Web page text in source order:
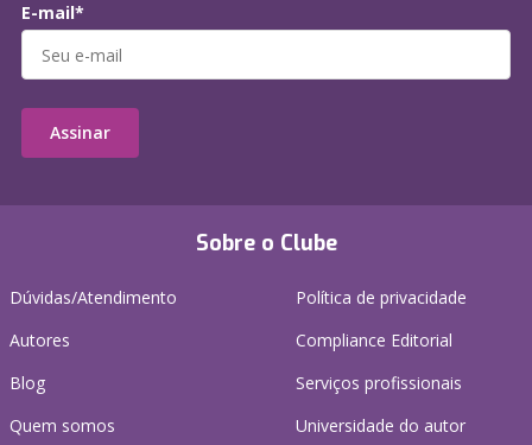
Sobre o Clube
Dúvidas/Atendimento
Autores
Blog
Quem somos
Política de privacidade
Compliance Editorial
Serviços profissionais
Universidade do autor
E-mail*
Assinar